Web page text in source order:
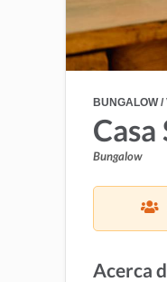
BUNGALOW /
Casa
Bungalow
Acerca